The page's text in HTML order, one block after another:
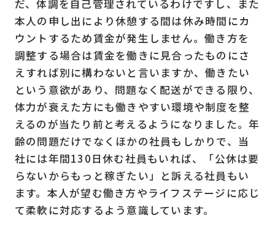
だ、体調を自己管理されているわけですし、また
本人の申し出により休憩する間は休み時間にカ
ウントするため賃金が発生しません。働き方を
調整する場合は賃金を働きに見合ったものにさ
えすれば別に構わないと言いますか、働きたい
という意欲があり、問題なく配送ができる限り、
体力が衰えた方にも働きやすい環境や制度を整
えるのが当たり前と考えるようになりました。年
齢の問題だけでなくほかの社員もしかりで、当
社には年間130日休む社員もいれば、「公休は要
らないからもっと稼ぎたい」と訴える社員もい
ます。本人が望む働き方やライフステージに応じ
て柔軟に対応するよう意識しています。